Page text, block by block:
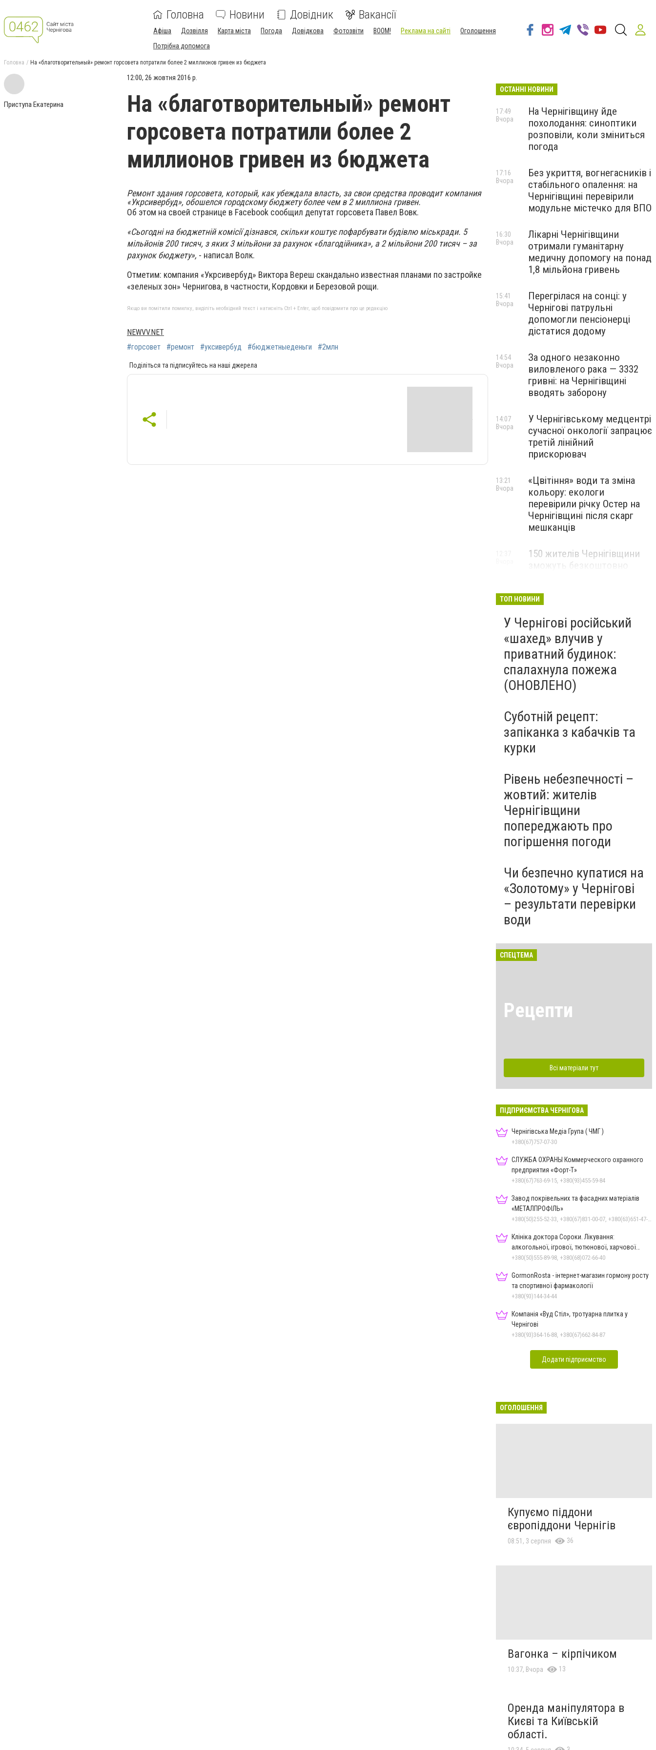
Головна Новини Довідник Вакансії
Афіша Дозвілля Карта міста Погода Довідкова Фотозвіти BOOM! Реклама на сайті
Оголошення
Потрібна допомога
Головна На «благотворительный» ремонт горсовета потратили более 2 миллионов гривен из бюджета
Приступа Екатерина
12:00, 26 жовтня 2016 р.
На «благотворительный» ремонт
горсовета потратили более 2
миллионов гривен из бюджета
Ремонт здания горсовета, который, как убеждала власть, за свои средства проводит компания
«Укрсивербуд», обошелся городскому бюджету более чем в 2 миллиона гривен.
Об этом на своей странице в Facebook сообщил депутат горсовета Павел Вовк.
«Сьогодні на бюджетній комісії дізнався, скільки коштує пофарбувати будівлю міськради. 5
мільйонів 200 тисяч, з яких 3 мільйони за рахунок «благодійника», а 2 мільйони 200 тисяч – за
рахунок бюджету», - написал Волк.
Отметим: компания «Укрсивербуд» Виктора Вереш скандально известная планами по застройке
«зеленых зон» Чернигова, в частности, Кордовки и Березовой рощи.
Якщо ви помітили помилку, виділіть необхідний текст і натисніть Ctrl + Enter, щоб повідомити про це редакцію
NEWVV.NET
#горсовет
#ремонт #уксивербуд #бюджетныеденьги #2млн
Поділіться та підписуйтесь на наші джерела
ОСТАННІ НОВИНИ
На Чернігівщину йде
похолодання: синоптики
розповіли, коли зміниться
погода
17:49
Вчора
Без укриття, вогнегасників і
стабільного опалення: на
Чернігівщині перевірили
модульне містечко для ВПО
17:16
Вчора
Лікарні Чернігівщини
отримали гуманітарну
медичну допомогу на понад
1,8 мільйона гривень
16:30
Вчора
Перегрілася на сонці: у
Чернігові патрульні
допомогли пенсіонерці
дістатися додому
15:41
Вчора
За одного незаконно
виловленого рака — 3332
гривні: на Чернігівщині
вводять заборону
14:54
Вчора
У Чернігівському медцентрі
сучасної онкології запрацює
третій лінійний
прискорювач
14:07
Вчора
«Цвітіння» води та зміна
кольору: екологи
перевірили річку Остер на
Чернігівщині після скарг
мешканців
13:21
Вчора
150 жителів Чернігівщини
зможуть безкоштовно
ТОП НОВИНИ
У Чернігові російський
«шахед» влучив у
приватний будинок:
спалахнула пожежа
(ОНОВЛЕНО)
Суботній рецепт:
запіканка з кабачків та
курки
Рівень небезпечності –
жовтий: жителів
Чернігівщини
попереджають про
погіршення погоди
Чи безпечно купатися на
«Золотому» у Чернігові
– результати перевірки
води
СПЕЦТЕМА
Рецепти
Всі матеріали тут
ПІДПРИЄМСТВА ЧЕРНІГОВА
Чернігівська Медіа Група ( ЧМГ )
+380(67)757-07-30
СЛУЖБА ОХРАНЫ Коммерческого охранного
предприятия «Форт-Т»
+380(67)763-69-15, +380(93)455-59-84
Завод покрівельних та фасадних матеріалів
«МЕТАЛПРОФІЛЬ»
Клініка доктора Сороки. Лікування:
алкогольної, ігрової, тютюнової, харчової
залежностей, неврозів т
+380(50)555-89-98, +380(68)072-66-40
GormonRosta - інтернет-магазин гормону росту
та спортивної фармакології
+380(93)144-34-44
Компанія «Вуд Стіл», тротуарна плитка у
Чернігові
+380(93)364-16-88, +380(67)662-84-87
Додати підприємство
ОГОЛОШЕННЯ
Купуємо піддони
європіддони Чернігів
08:51, 3 серпня 36
Вагонка – кірпічиком
10:37, Вчора 13
Оренда маніпулятора в
Києві та Київській
області.